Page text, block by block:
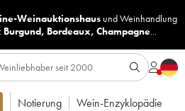
Weinauktionshaus undWeinhandlung
Burgund, Bordeaux, Champagne...
Notierung Wein-Enzyklopädie